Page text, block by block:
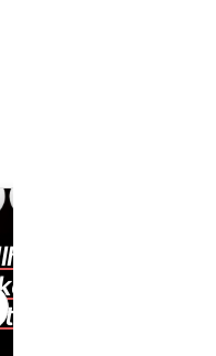
őt többé az
szereplő
jelentették be